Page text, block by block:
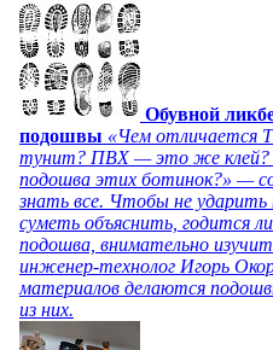
Обувной
подошвы «Чем отличается
тунит? ПВХ — это же клей?
подошва этих ботинок?» —
знать все. Чтобы не ударить
суметь объяснить, годится
подошва, внимательно
инженер-технолог Игорь
материалов делаются
из них.